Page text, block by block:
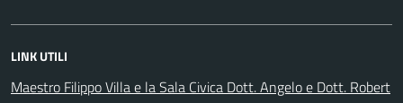
LINK UTILI
Maestro Filippo Villa e la Sala Civica Dott. Angelo e Dott. Robert